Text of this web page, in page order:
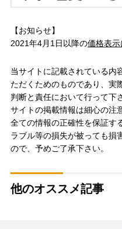
【お知らせ】
2021年4月1日以降の価格表
当サイトに記載されている内
ただくためのものであり、実
判断と責任において行って下
サイトの掲載情報は細心の注
全ての情報の正確性を保証す
ラブル等の損失が被っても損
ので、予めご了承下さい。
他のオススメ記事